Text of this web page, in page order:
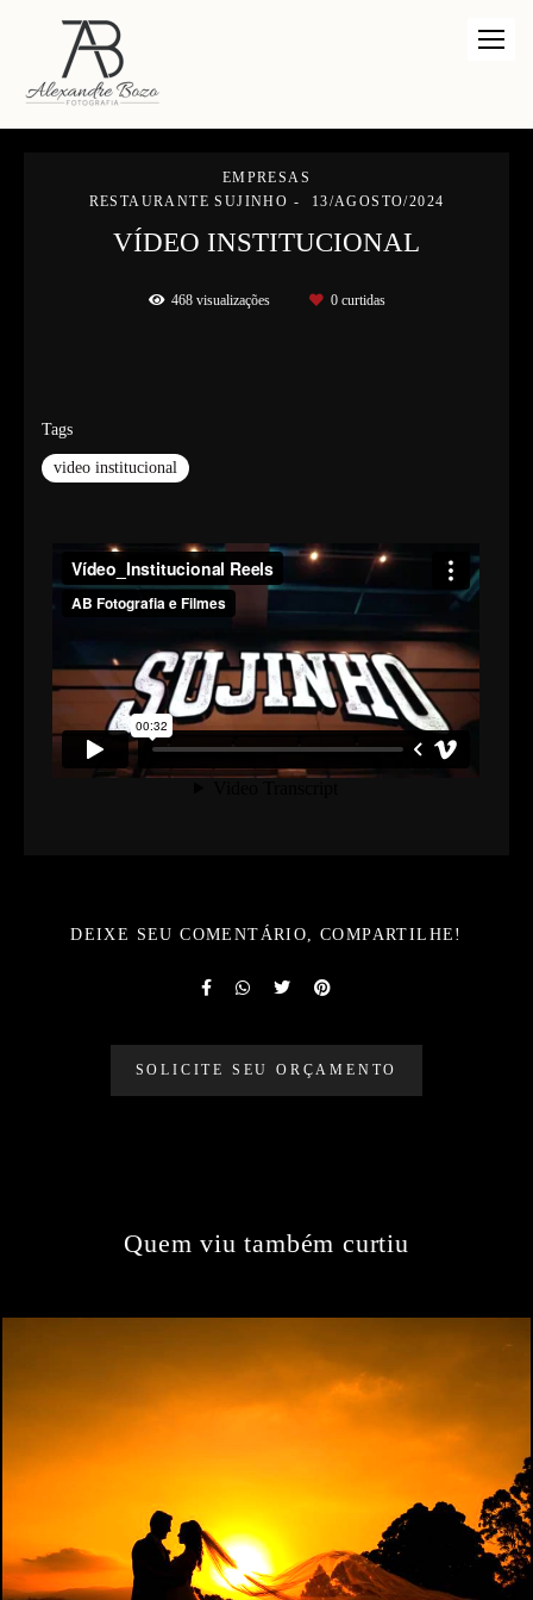
EMPRESAS
RESTAURANTE SUJINHO
13/AGOSTO/2024
VÍDEO INSTITUCIONAL
468visualizações 0curtidas
Tags
video institucional
DEIXE SEU COMENTÁRIO, COMPARTILHE!
SOLICITE SEU ORÇAMENTO
Quem viu também curtiu
1713 20